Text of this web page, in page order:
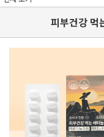
피부건강 먹